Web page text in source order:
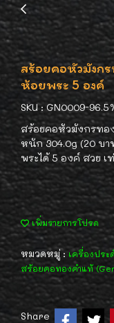
สร้อยคอหัวมังก
ห้อยพระ 5 องค์
SKU : GN0009-
สร้อยคอหัวมังกรทอ
หนัก 304.0g (20 บา
พระได้ 5 องค์ สวย เ
เพิ่มรายการโปรด
หมวดหมู่ : เครื่องประ
สร้อยคอทองคำแท้
Share